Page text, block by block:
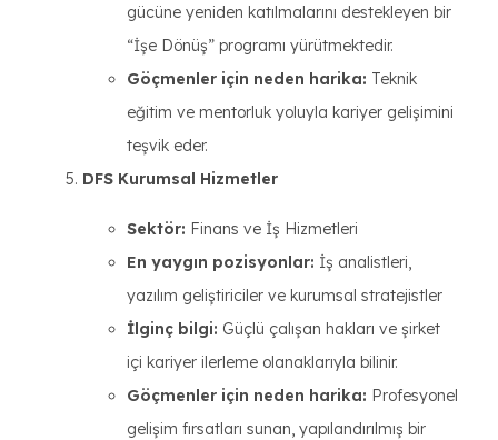
gücüne yeniden katılmalarını destekleyen bir
“İşe Dönüş” programı yürütmektedir.
Göçmenler için neden harika: Teknik
eğitim ve mentorluk yoluyla kariyer gelişimini
teşvik eder.
DFS Kurumsal Hizmetler
Sektör: Finans ve İş Hizmetleri
En yaygın pozisyonlar: İş analistleri,
yazılım geliştiriciler ve kurumsal stratejistler
İlginç bilgi: Güçlü çalışan hakları ve şirket
içi kariyer ilerleme olanaklarıyla bilinir.
Göçmenler için neden harika: Profesyonel
gelişim fırsatları sunan, yapılandırılmış bir